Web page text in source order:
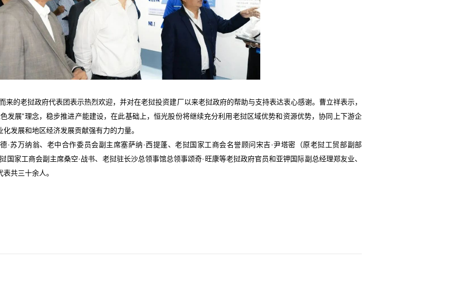
来的老挝政府代表团表示热烈欢迎，并对在老挝投资建厂以来老挝政府的帮助与支持表达衷心感谢。曹立祥表示，
发展”理念，稳步推进产能建设，在此基础上，恒光股份将继续充分利用老挝区域优势和资源优势，协同上下游企
发展和地区经济发展贡献强有力的力量。
·苏万纳翁、老中合作委员会副主席塞萨纳·西提蓬、老挝国家工商会名誉顾问宋吉·尹塔密（原老挝工贸部副部
国家工商会副主席桑空·战书、老挝驻长沙总领事馆总领事颂奇· 旺康等老挝政府官员和亚钾国际副总经理郑友业、
共三十余人。